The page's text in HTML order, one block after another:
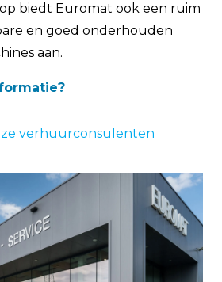
biedt Euromat ook een ruim
en goed onderhouden
aan.
verhuurconsulenten